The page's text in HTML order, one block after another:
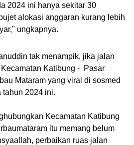
2024 ini hanya sekitar 30
alokasi anggaran kurang lebih
ungkapnya.
tak menampik, jika jalan
Katibung - Pasar
Mataram yang viral di sosmed
tahun 2024 ini.
Kecamatan Katibung
itu memang belum
perbaikan ruas jalan